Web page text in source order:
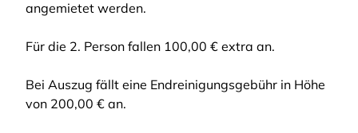
angemietet werden.
Für die 2. Person fallen 100,00 € extra an.
Bei Auszug fällt eine Endreinigungsgebühr in Höhe
von 200,00 € an.